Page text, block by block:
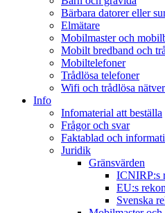
Bärbara datorer eller
Elmätare
Mobilmaster och
Mobilt bredband och
Mobiltelefoner
Trådlösa telefoner
Wifi och trådlösa
Info
Infomaterial att beställa
Frågor och svar
Faktablad och
Juridik
Gränsvärden
ICNIRP:s
EU:s
Svenska